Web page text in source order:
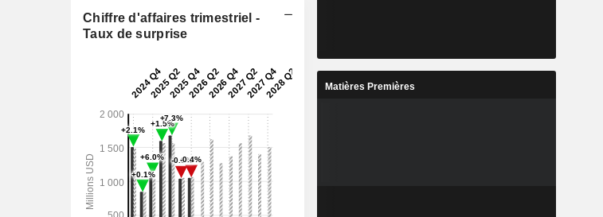
Chiffre d'affaires trimestriel -
Taux de surprise
Matières Premières